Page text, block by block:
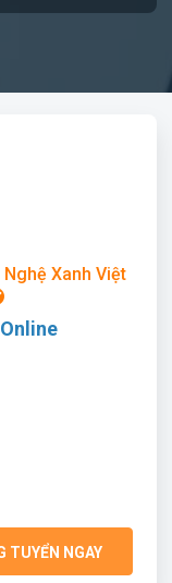
Xanh Việt
TUYỂN NGAY